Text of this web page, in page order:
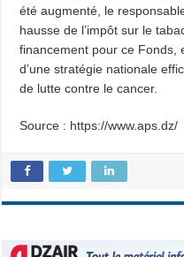
été augmenté, le
hausse de l’impôt sur le
financement pour ce Fonds,
d’une stratégie nationale
de lutte contre le cancer.
Source : https://www.aps.dz/